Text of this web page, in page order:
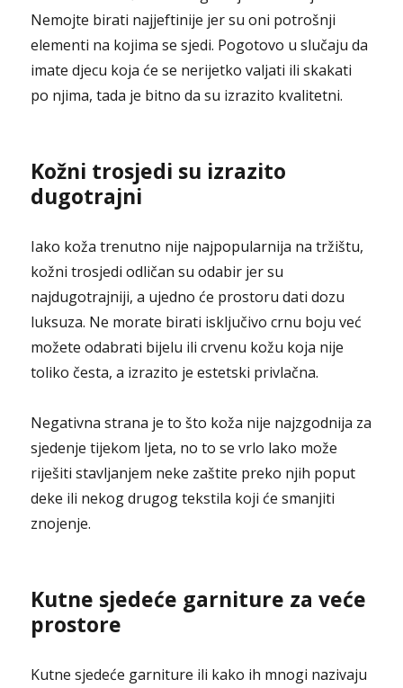
Nemojte birati najjeftinije jer su oni potrošnji
elementi na kojima se sjedi. Pogotovo u slučaju da
imate djecu koja će se nerijetko valjati ili skakati
po njima, tada je bitno da su izrazito kvalitetni.
Kožni trosjedi su izrazito
dugotrajni
Iako koža trenutno nije najpopularnija na tržištu,
kožni trosjedi odličan su odabir jer su
najdugotrajniji, a ujedno će prostoru dati dozu
luksuza. Ne morate birati isključivo crnu boju već
možete odabrati bijelu ili crvenu kožu koja nije
toliko česta, a izrazito je estetski privlačna.
Negativna strana je to što koža nije najzgodnija za
sjedenje tijekom ljeta, no to se vrlo lako može
riješiti stavljanjem neke zaštite preko njih poput
deke ili nekog drugog tekstila koji će smanjiti
znojenje.
Kutne sjedeće garniture za veće
prostore
Kutne sjedeće garniture ili kako ih mnogi nazivaju